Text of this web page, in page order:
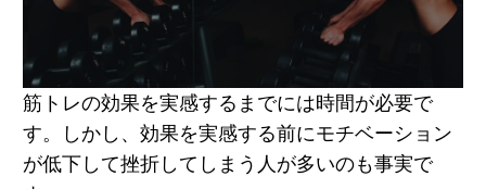
筋トレの効果を実感するまでには時間が必要で
す。しかし、効果を実感する前にモチベーション
が低下して挫折してしまう人が多いのも事実で